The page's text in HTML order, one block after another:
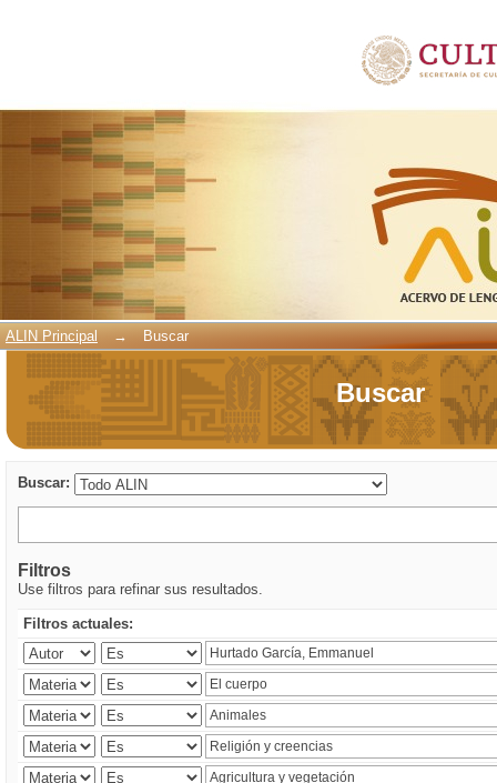
ALIN Principal → Buscar
Buscar
Buscar:
Filtros
Use filtros para refinar sus resultados.
Filtros actuales: